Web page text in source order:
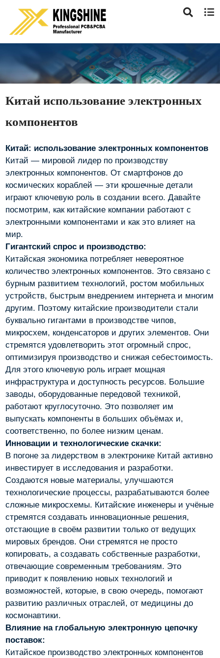
Китай использование электронных
компонентов
Китай: использование электронных компонентов
Китай — мировой лидер по производству
электронных компонентов. От смартфонов до
космических кораблей — эти крошечные детали
играют ключевую роль в создании всего. Давайте
посмотрим, как китайские компании работают с
электронными компонентами и как это влияет на
мир.
Гигантский спрос и производство:
Китайская экономика потребляет невероятное
количество электронных компонентов. Это связано с
бурным развитием технологий, ростом мобильных
устройств, быстрым внедрением интернета и многим
другим. Поэтому китайские производители стали
буквально гигантами в производстве чипов,
микросхем, конденсаторов и других элементов. Они
стремятся удовлетворить этот огромный спрос,
оптимизируя производство и снижая себестоимость.
Для этого ключевую роль играет мощная
инфраструктура и доступность ресурсов. Большие
заводы, оборудованные передовой техникой,
работают круглосуточно. Это позволяет им
выпускать компоненты в больших объёмах и,
соответственно, по более низким ценам.
Инновации и технологические скачки:
В погоне за лидерством в электронике Китай активно
инвестирует в исследования и разработки.
Создаются новые материалы, улучшаются
технологические процессы, разрабатываются более
сложные микросхемы. Китайские инженеры и учёные
стремятся создавать инновационные решения,
отстающие в своём развитии только от ведущих
мировых брендов. Они стремятся не просто
копировать, а создавать собственные разработки,
отвечающие современным требованиям. Это
приводит к появлению новых технологий и
возможностей, которые, в свою очередь, помогают
развитию различных отраслей, от медицины до
космонавтики.
Влияние на глобальную электронную цепочку
поставок:
Китайское производство электронных компонентов